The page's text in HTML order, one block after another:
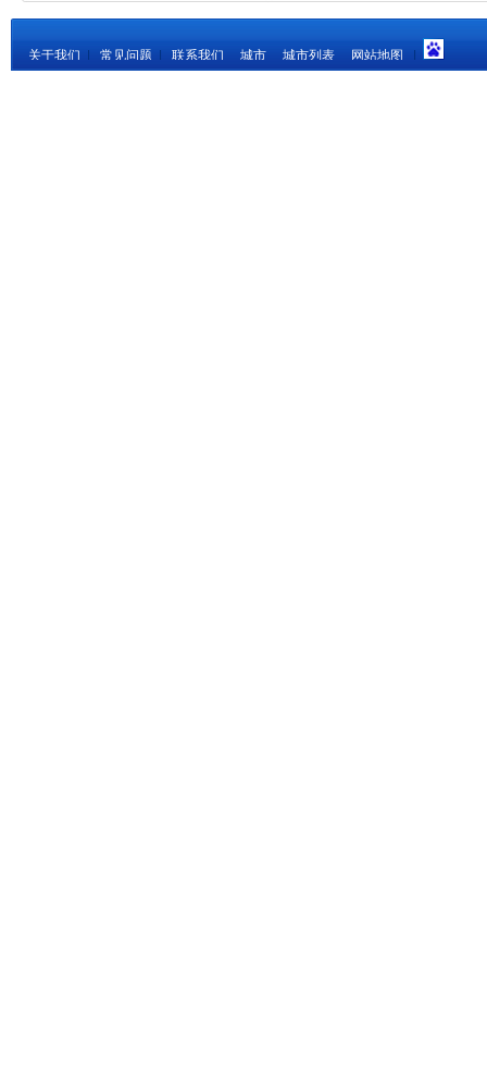
关于我们 常见问题 联系我们 城市 城市列表 网站地图